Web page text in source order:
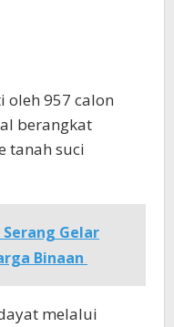
oleh 957 calon
berangkat
tanah suci
Serang Gelar
Binaan
melalui